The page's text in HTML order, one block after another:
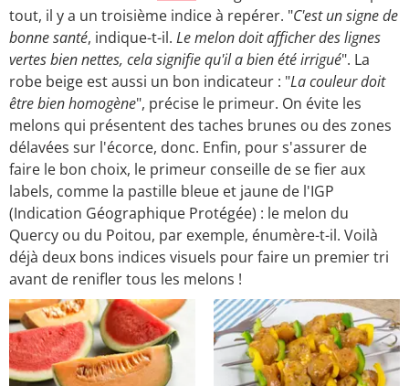
tout, il y a un troisième indice à repérer. "C'est un signe de
bonne santé, indique-t-il. Le melon doit afficher des lignes
vertes bien nettes, cela signifie qu'il a bien été irrigué". La
robe beige est aussi un bon indicateur : "La couleur doit
être bien homogène", précise le primeur. On évite les
melons qui présentent des taches brunes ou des zones
délavées sur l'écorce, donc. Enfin, pour s'assurer de
faire le bon choix, le primeur conseille de se fier aux
labels, comme la pastille bleue et jaune de l'IGP
(Indication Géographique Protégée) : le melon du
Quercy ou du Poitou, par exemple, énumère-t-il. Voilà
déjà deux bons indices visuels pour faire un premier tri
avant de renifler tous les melons !